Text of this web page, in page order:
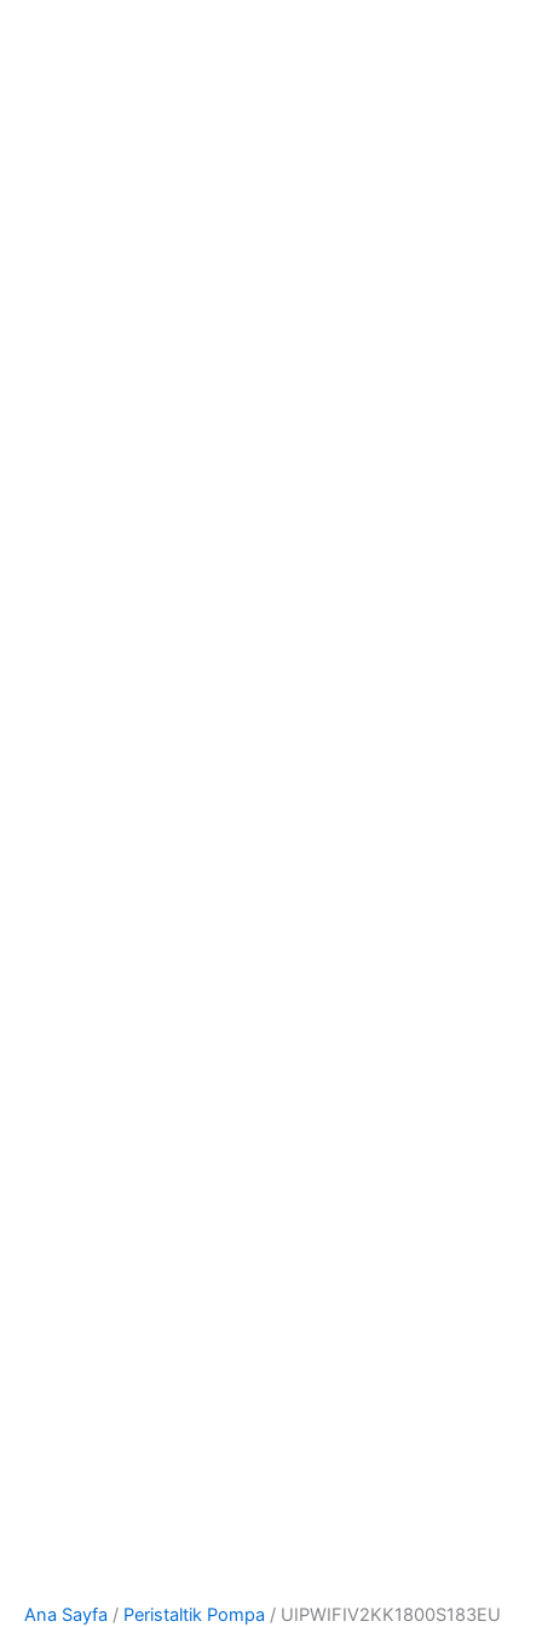
Ana Sayfa / Peristaltik Pompa / UIPWIFIV2KK1800S183EU